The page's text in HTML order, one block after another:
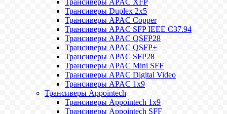
Трансиверы APAC XFP
Трансиверы Duplex 2x5
Трансиверы APAC Copper
Трансиверы APAC SFP IEEE C37.94
Трансиверы APAC QSFP28
Трансиверы APAC QSFP+
Трансиверы APAC SFP28
Трансиверы APAC Mini SFF
Трансиверы APAC Digital Video
Трансиверы APAC 1x9
Трансиверы Appointech
Трансиверы Appointech 1x9
Трансиверы Appointech SFF